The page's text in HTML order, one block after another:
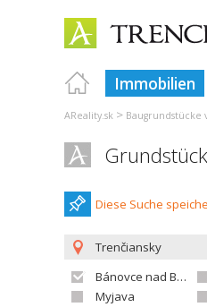
Immobilien
AReality.sk > Baugrundstücke
Diese Suche
Trenčiansky
Bánovce nad Bebravou
Myjava